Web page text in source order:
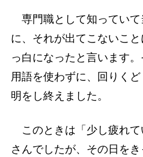
専門職として知っていて
に、それが出てこないこ
っ白になったと言います
用語を使わずに、回りく
明をし終えました。
このときは「少し疲れて
さんでしたが、その日を